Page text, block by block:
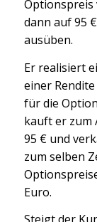
Optionspreis
dann auf 95
ausüben.
Er realisiert
einer
für die
kauft er zum
95 € und
zum selben
Euro.